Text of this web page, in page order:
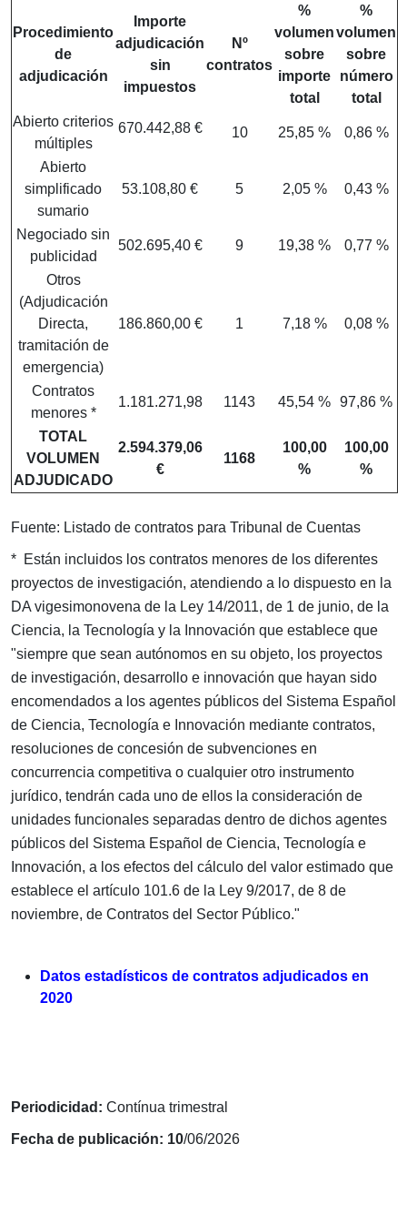
Procedimiento
de
adjudicación
Importe
adjudicación
sin
impuestos
Nº
contratos
%
volumen
sobre
importe
total
%
volumen
sobre
número
total
Abierto criterios
múltiples
670.442,88 € 10 25,85 % 0,86 %
Abierto
simplificado
sumario
53.108,80 € 5 2,05 % 0,43 %
Negociado sin
publicidad
502.695,40 € 9 19,38 % 0,77 %
Otros
(Adjudicación
Directa,
tramitación de
emergencia)
186.860,00 € 1 7,18 % 0,08 %
Contratos
menores *
1.181.271,98 1143 45,54 % 97,86 %
TOTAL
VOLUMEN
ADJUDICADO
2.594.379,06
€
1168
100,00
%
100,00
%
Fuente: Listado de contratos para Tribunal de Cuentas
* Están incluidos los contratos menores de los diferentes
proyectos de investigación, atendiendo a lo dispuesto en la
DA vigesimonovena de la Ley 14/2011, de 1 de junio, de la
Ciencia, la Tecnología y la Innovación que establece que
"siempre que sean autónomos en su objeto, los proyectos
de investigación, desarrollo e innovación que hayan sido
encomendados a los agentes públicos del Sistema Español
de Ciencia, Tecnología e Innovación mediante contratos,
resoluciones de concesión de subvenciones en
concurrencia competitiva o cualquier otro instrumento
jurídico, tendrán cada uno de ellos la consideración de
unidades funcionales separadas dentro de dichos agentes
públicos del Sistema Español de Ciencia, Tecnología e
Innovación, a los efectos del cálculo del valor estimado que
establece el artículo 101.6 de la Ley 9/2017, de 8 de
noviembre, de Contratos del Sector Público."
Datos estadísticos de contratos adjudicados en
2020
Periodicidad: Contínua trimestral
Fecha de publicación: 10/06/2026